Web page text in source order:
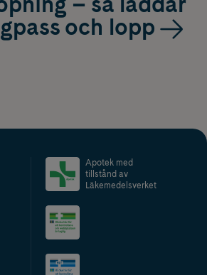
och lopp
Apotek med
tillstånd av
Läkemedelsverket